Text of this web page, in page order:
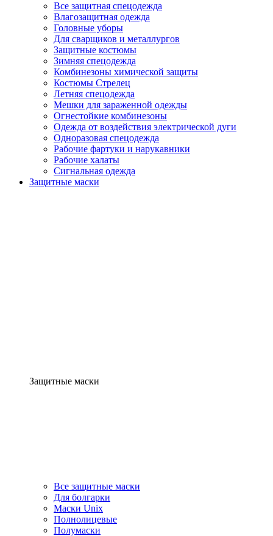
Все защитная спецодежда
Влагозащитная одежда
Головные уборы
Для сварщиков и металлургов
Защитные костюмы
Зимняя спецодежда
Комбинезоны химической защиты
Костюмы Стрелец
Летняя спецодежда
Мешки для зараженной одежды
Огнестойкие комбинезоны
Одежда от воздействия электрической дуги
Одноразовая спецодежда
Рабочие фартуки и нарукавники
Рабочие халаты
Сигнальная одежда
Защитные маски
Защитные маски
Все защитные маски
Для болгарки
Маски Unix
Полнолицевые
Полумаски